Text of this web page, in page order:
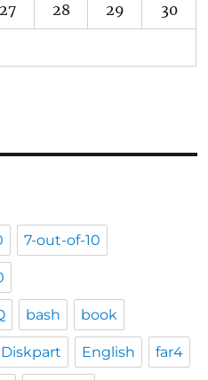
27 28 29 30
7-out-of-10
bash book
Diskpart English far4